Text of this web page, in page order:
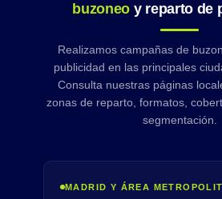
buzoneo y reparto de
Realizamos campañas de
publicidad en las principales
Consulta nuestras páginas
zonas de reparto, formatos,
segmentación.
MADRID Y ÁREA